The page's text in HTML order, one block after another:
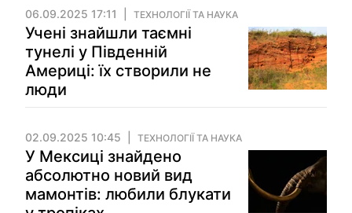
06.09.2025 17:11 ТЕХНОЛОГІЇ ТА НАУКА
Учені знайшли таємні
тунелі у Південній
Америці: їх створили не
люди
02.09.2025 10:45 ТЕХНОЛОГІЇ ТА НАУКА
У Мексиці знайдено
абсолютно новий вид
мамонтів: любили блукати